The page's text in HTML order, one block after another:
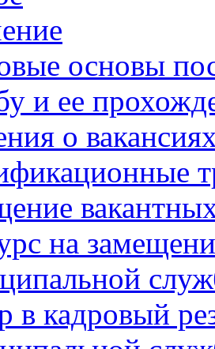
основы
и ее
о
на
в кадровый